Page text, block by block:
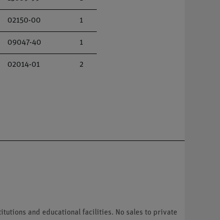
02150-00 1
09047-40 1
02014-01 2
and educational facilities. No sales to private